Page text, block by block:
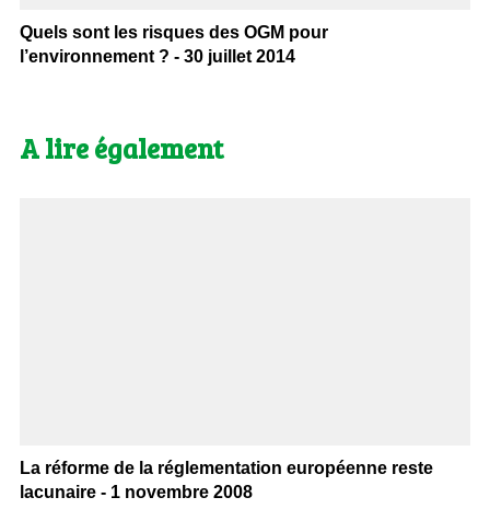
Quels sont les risques des OGM pour
l’environnement ? - 30 juillet 2014
A lire également
La réforme de la réglementation européenne reste
lacunaire - 1 novembre 2008